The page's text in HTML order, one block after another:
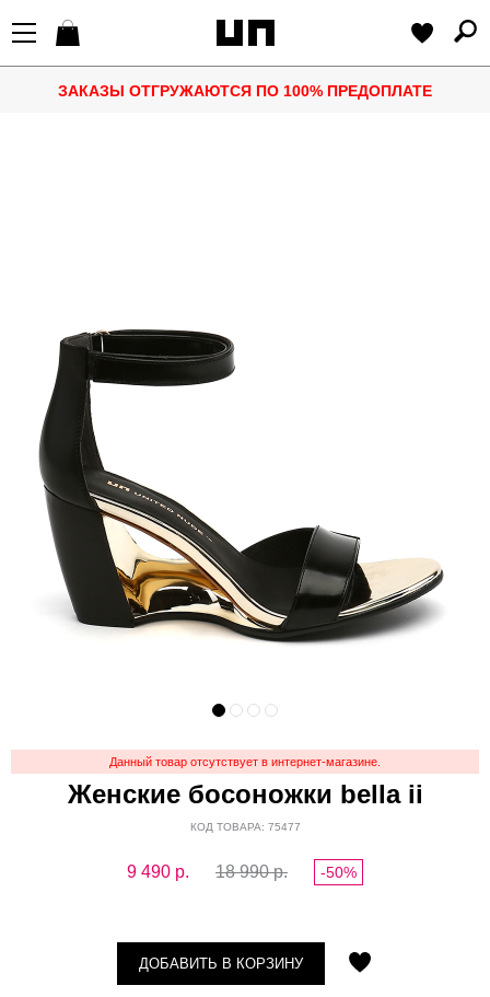
ЗАКАЗЫ ОТГРУЖАЮТСЯ ПО 100% ПРЕДОПЛАТЕ
Данный товар отсутствует в интернет-магазине.
Женские босоножки bella ii
КОД ТОВАРА: 75477
9 490 р. 18 990 р. -50%
ДОБАВИТЬ В КОРЗИНУ